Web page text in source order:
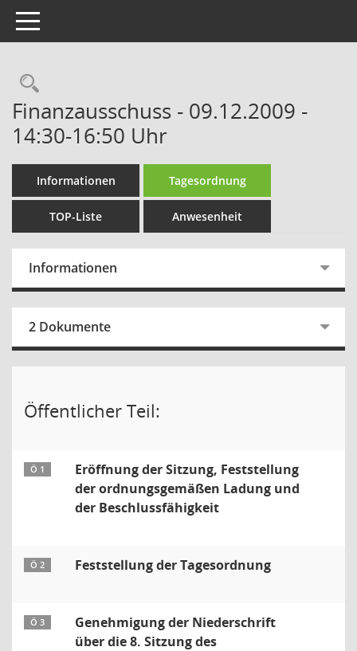
Toggle navigation
Rechercheauswahl
Finanzausschuss - 09.12.2009 -
14:30-16:50 Uhr
Informationen Tagesordnung
TOP-Liste Anwesenheit
Informationen
2 Dokumente
Öffentlicher Teil:
Ö 1
Eröffnung der Sitzung, Feststellung
der ordnungsgemäßen Ladung und
der Beschlussfähigkeit
Ö 2 Feststellung der Tagesordnung
Ö 3
Genehmigung der Niederschrift
über die 8. Sitzung des